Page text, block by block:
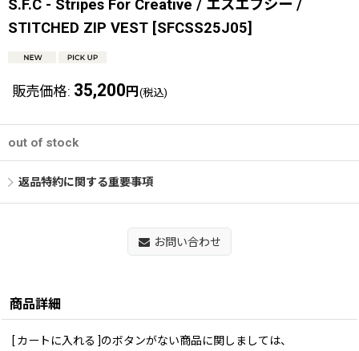
S.F.C - Stripes For Creative / エスエフシー /
STITCHED ZIP VEST [SFCSS25J05]
販売価格: 35,200 円 (税込)
out of stock
返品特約に関する重要事項
お問い合わせ
商品詳細
[ カートに入れる ]のボタンがない商品に関しましては、